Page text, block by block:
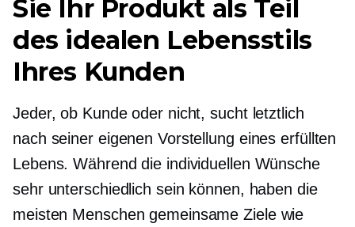
Sie Ihr Produkt als Teil
des idealen Lebensstils
Ihres Kunden
Jeder, ob Kunde oder nicht, sucht letztlich
nach seiner eigenen Vorstellung eines erfüllten
Lebens. Während die individuellen Wünsche
sehr unterschiedlich sein können, haben die
meisten Menschen gemeinsame Ziele wie